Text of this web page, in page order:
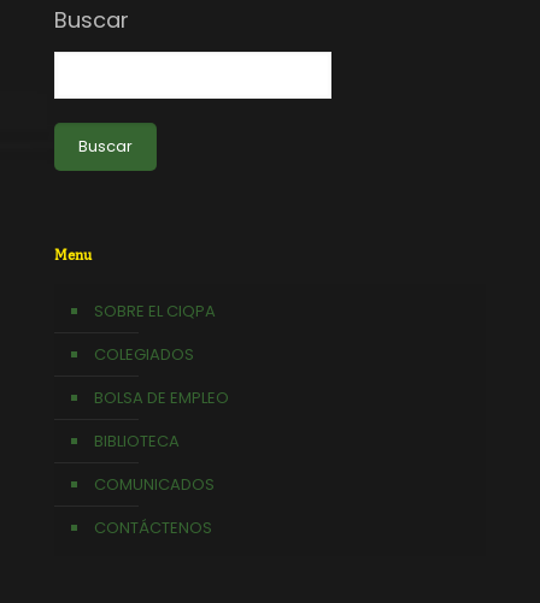
Buscar
Buscar
Menu
SOBRE EL CIQPA
COLEGIADOS
BOLSA DE EMPLEO
BIBLIOTECA
COMUNICADOS
CONTÁCTENOS